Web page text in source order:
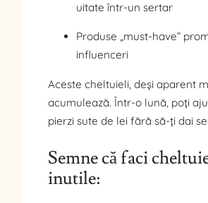
uitate într-un sertar
Produse „must-have”
influenceri
Aceste cheltuieli, deși aparent
acumulează. Într-o lună, poți
pierzi sute de lei fără să-ți dai
Semne că faci
inutile: